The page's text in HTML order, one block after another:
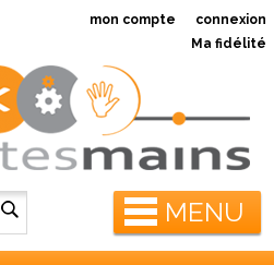
MENU
mon compte connexion
Ma fidélité